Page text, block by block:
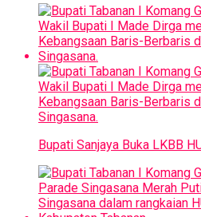
Bupati Sanjaya Buka LKBB